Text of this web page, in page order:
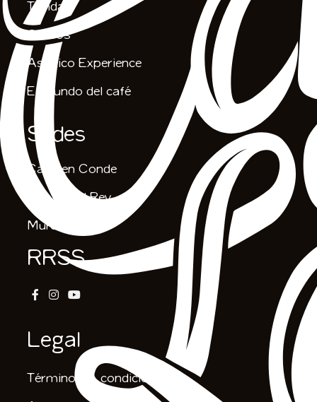
Tienda
Cursos
Asiático Experience
El mundo del café
Sedes
Carmen Conde
Casas del Rey
Murcia
RRSS
Legal
Términos & condiciones